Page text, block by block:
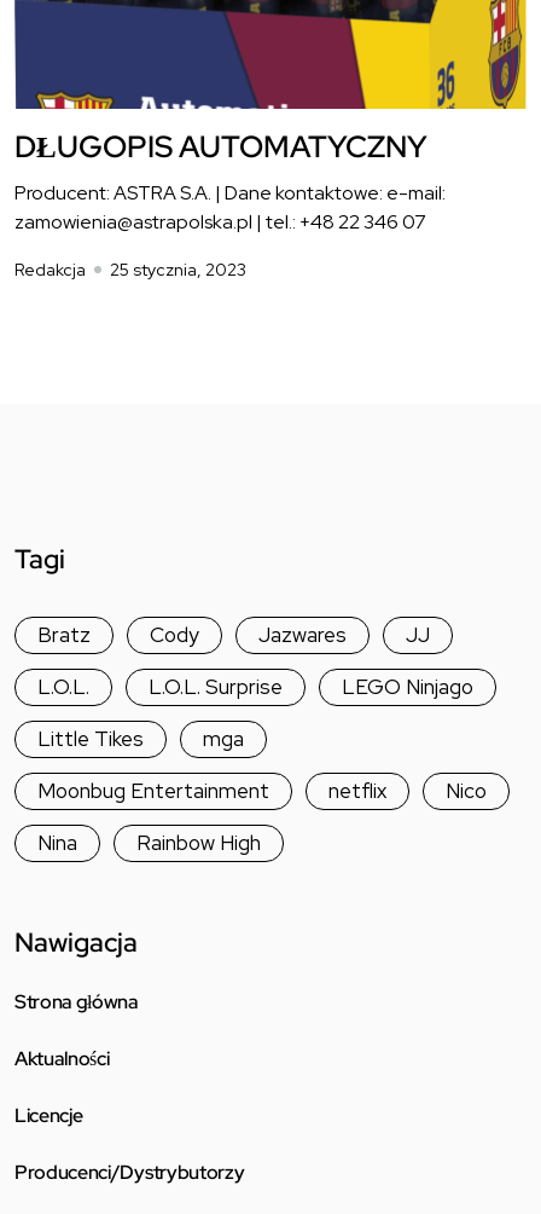
DŁUGOPIS AUTOMATYCZNY
Producent: ASTRA S.A. | Dane kontaktowe: e-mail:
zamowienia@astrapolska.pl | tel.: +48 22 346 07
Redakcja 25 stycznia, 2023
Tagi
Bratz Cody Jazwares
JJ
L.O.L.
L.O.L. Surprise
LEGO Ninjago
Little Tikes
mga
Moonbug Entertainment
netflix
Nico
Nina
Rainbow High
Nawigacja
Strona główna
Aktualności
Licencje
Producenci/Dystrybutorzy